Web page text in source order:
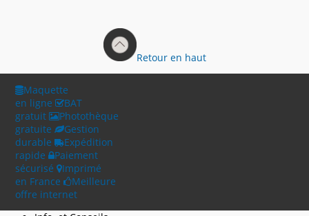
Retour en haut
Maquette
en ligne
BAT
gratuit
Photothèque
gratuite
Gestion
durable
Expédition
rapide
Paiement
sécurisé
Imprimé
en France
Meilleure
offre internet